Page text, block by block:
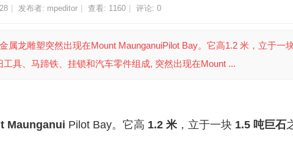
发布者: mpeditor 查看: 1160 评论: 0
属龙雕塑突然出现在Mount MaunganuiPilot Bay。它高1.2 米，立于一
具、马蹄铁、挂锁和汽车零件组成, 突然出现在Mount ...
Maunganui Pilot Bay。它高 1.2 米，立于一块 1.5 吨巨石